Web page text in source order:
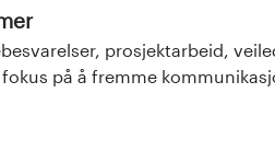
prosjektarbeid,
på å fremme